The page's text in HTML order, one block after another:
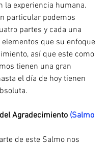
la experiencia humana.
particular podemos
partes y cada una
que su enfoque
así que este como
tienen una gran
el día de hoy tienen
Agradecimiento (Salmo
de este Salmo nos